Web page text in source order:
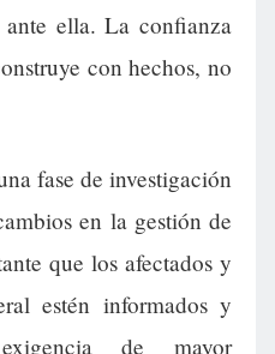
ante ella. La confianza
con hechos, no
fase de investigación
en la gestión de
que los afectados y
estén informados y
de mayor